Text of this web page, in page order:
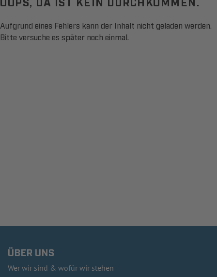
Aufgrund eines Fehlers kann der Inhalt nicht geladen werden.
Bitte versuche es später noch einmal.
ÜBER UNS
Wer wir sind & wofür wir stehen